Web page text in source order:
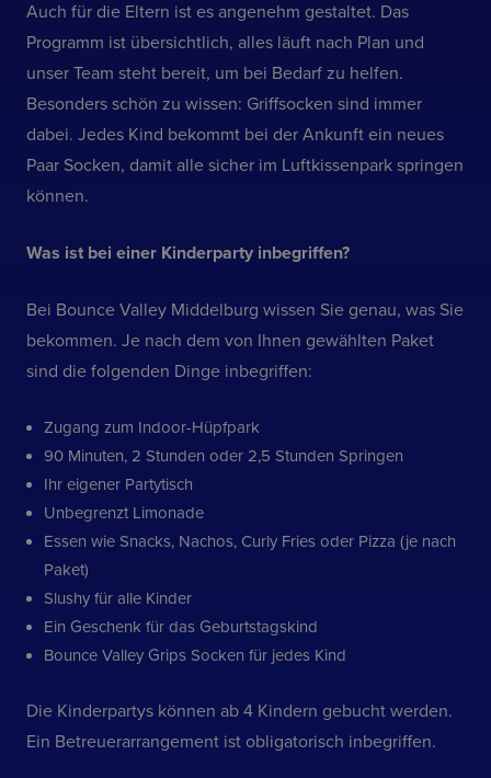
Auch für die Eltern ist es angenehm gestaltet. Das
Programm ist übersichtlich, alles läuft nach Plan und
unser Team steht bereit, um bei Bedarf zu helfen.
Besonders schön zu wissen: Griffsocken sind immer
dabei. Jedes Kind bekommt bei der Ankunft ein neues
Paar Socken, damit alle sicher im Luftkissenpark springen
können.
Was ist bei einer Kinderparty inbegriffen?
Bei Bounce Valley Middelburg wissen Sie genau, was Sie
bekommen. Je nach dem von Ihnen gewählten Paket
sind die folgenden Dinge inbegriffen:
Zugang zum Indoor-Hüpfpark
90 Minuten, 2 Stunden oder 2,5 Stunden Springen
Ihr eigener Partytisch
Unbegrenzt Limonade
Essen wie Snacks, Nachos, Curly Fries oder Pizza (je nach
Paket)
Slushy für alle Kinder
Ein Geschenk für das Geburtstagskind
Bounce Valley Grips Socken für jedes Kind
Die Kinderpartys können ab 4 Kindern gebucht werden.
Ein Betreuerarrangement ist obligatorisch inbegriffen.